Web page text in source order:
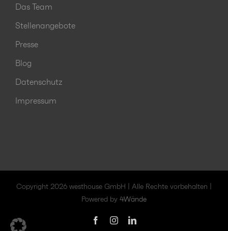
Das Team
Stellenangebote
Presse
Blog
Datenschutz
Impressum
Copyright 2026 westhouse GmbH | Alle Rechte vorbehalten |
Powered by 4Wände
FacebookInstagramLinkedIn